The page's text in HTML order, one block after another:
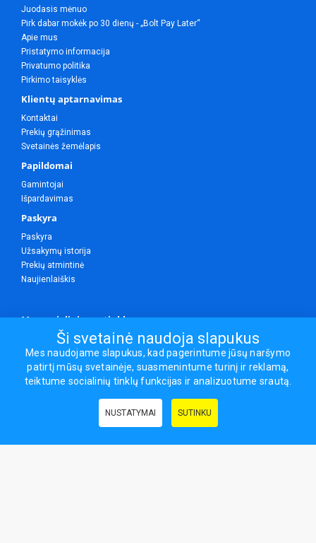
Juodasis mėnuo
Pirk dabar mokėk po 30 dienų - „Bolt Pay Later“
Apie mus
Pristatymo informacija
Privatumo politika
Pirkimo taisyklės
Klientų aptarnavimas
Kontaktai
Prekių grąžinimas
Svetainės žemėlapis
Papildomai
Gamintojai
Išpardavimas
Paskyra
Paskyra
Užsakymų istorija
Prekių atmintinė
Naujienlaiškis
Mes socialiniuose tinkluose
Visos teisės saugomos.
Sporto ir laisvalaikio prekės, maisto papildai - erasportas.lt © 2026
Ši svetainė naudoja slapukus
Mes naudojame slapukus, kad pagerintume jūsų naršymo
patirtį mūsų svetainėje, suasmenintume turinį ir reklamą,
teiktume socialinių tinklų funkcijas ir analizuotume srautą.
NUSTATYMAI SUTINKU